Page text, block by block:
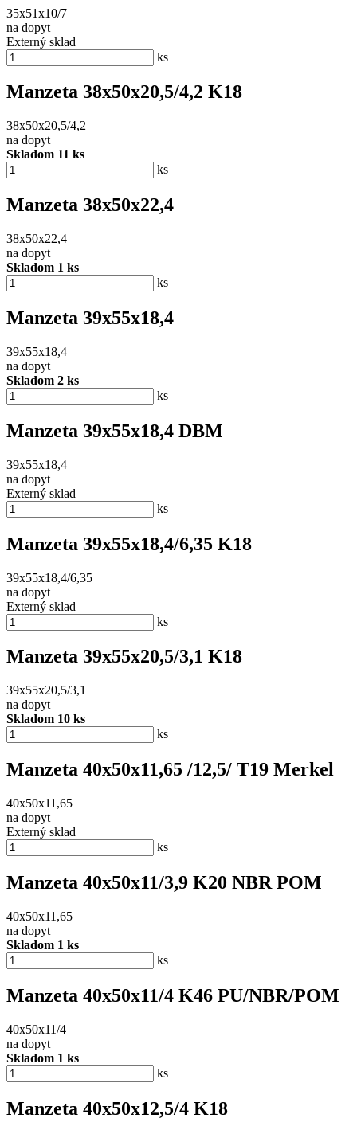
35x51x10/7
na dopyt
Externý sklad
ks
Manzeta 38x50x20,5/4,2 K18
38x50x20,5/4,2
na dopyt
Skladom 11 ks
ks
Manzeta 38x50x22,4
38x50x22,4
na dopyt
Skladom 1 ks
ks
Manzeta 39x55x18,4
39x55x18,4
na dopyt
Skladom 2 ks
ks
Manzeta 39x55x18,4 DBM
39x55x18,4
na dopyt
Externý sklad
ks
Manzeta 39x55x18,4/6,35 K18
39x55x18,4/6,35
na dopyt
Externý sklad
ks
Manzeta 39x55x20,5/3,1 K18
39x55x20,5/3,1
na dopyt
Skladom 10 ks
ks
Manzeta 40x50x11,65 /12,5/ T19 Merkel
40x50x11,65
na dopyt
Externý sklad
ks
Manzeta 40x50x11/3,9 K20 NBR POM
40x50x11,65
na dopyt
Skladom 1 ks
ks
Manzeta 40x50x11/4 K46 PU/NBR/POM
40x50x11/4
na dopyt
Skladom 1 ks
ks
Manzeta 40x50x12,5/4 K18